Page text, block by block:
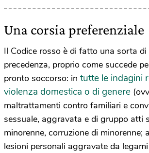
Una corsia preferenziale
Il Codice rosso è di fatto una sorta di
precedenza, proprio come succede
pronto soccorso: in tutte le indagini
violenza domestica o di genere
maltrattamenti contro familiari e
sessuale, aggravata e di gruppo atti
minorenne, corruzione di minorenne;
lesioni personali aggravate da